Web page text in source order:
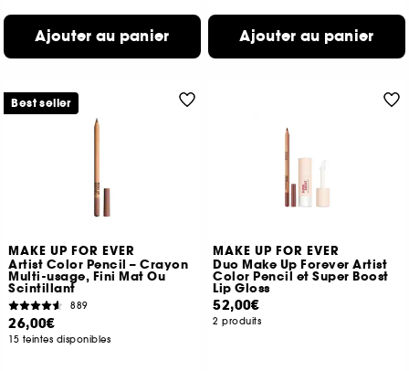
Ajouter au panier Ajouter au panier
MAKE UP FOR EVER
Artist Color Pencil – Crayon
Multi-usage, Fini Mat Ou
Scintillant
889
26,00€
15 teintes disponibles
Best seller
MAKE UP FOR EVER
Duo Make Up Forever Artist
Color Pencil et Super Boost
Lip Gloss
52,00€
2 produits